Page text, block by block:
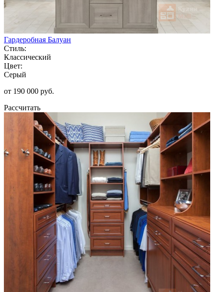
Гардеробная Балуан
Стиль:
Классический
Цвет:
Серый
от 190 000 руб.
Рассчитать